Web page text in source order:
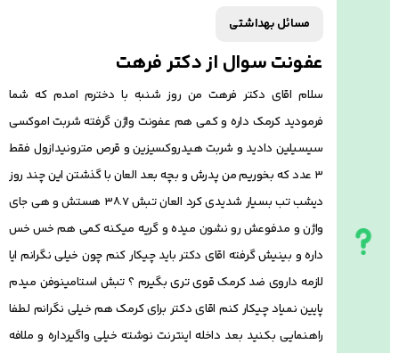
مسائل بهداشتی
عفونت سوال از دکتر فرهت
سلام اقای دکتر فرهت من روز شنبه با دخترم امدم که شما
فرمودید کرمک داره و کمی هم عفونت واژن گرفته شربت اموکسی
سیسیلین دادید و شربت هیدروکسیزین و قرص مترونیدازول فقط
۳ عدد که بخوریم من پدرش و بچه بعد العان با گذشتن این چند روز
دیشب تب بسیار شدیدی کرد العان تبش ۳۸.۷ هستش و هی جای
واژن و مدفوعش رو نشون میده و گریه میکنه کمی هم خس خس
داره و بینیش گرفته اقای دکتر باید چیکار کنم چون خیلی نگرانم ایا
لازمه داروی ضد کرمک قوی تری بگیرم ؟ تبش استامینوفن میدم
پایین نمیاد چیکار کنم اقای دکتر برای کرمک هم خیلی نگرانم لطفا
راهنمایی بکنید بعد داخله اینترنت نوشته خیلی واگیرداره و ملافه